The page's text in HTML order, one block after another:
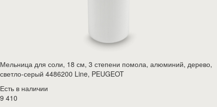
Мельница для соли, 18 см, 3 степени помола, алюминий, дерево,
светло-серый 4486200 Line, PEUGEOT
Есть в наличии
9 410